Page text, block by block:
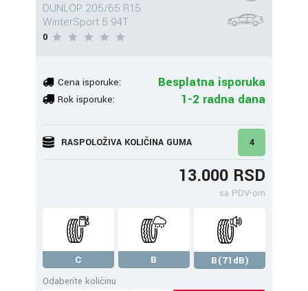
DUNLOP 205/65 R15
WinterSport 5 94T
0
Cena isporuke: Besplatna isporuka
Rok isporuke: 1-2 radna dana
RASPOLOŽIVA KOLIČINA GUMA 4
13.000 RSD
sa PDV-om
C B
B(71dB)
Odaberite količinu